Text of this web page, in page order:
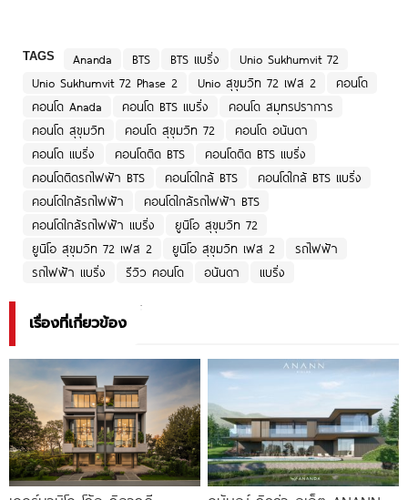
TAGS Ananda BTS BTS แบริ่ง
Unio Sukhumvit 72
Unio Sukhumvit 72 Phase 2
Unio สุขุมวิท 72 เฟส 2
คอนโด
คอนโด Anada
คอนโด BTS แบริ่ง
คอนโด สมุทรปราการ
คอนโด สุขุมวิท
คอนโด สุขุมวิท 72
คอนโด อนันดา
คอนโด แบริ่ง
คอนโดติด BTS
คอนโดติด BTS แบริ่ง
คอนโดติดรถไฟฟ้า BTS
คอนโดใกล้ BTS
คอนโดใกล้ BTS แบริ่ง
คอนโดใกล้รถไฟฟ้า
คอนโดใกล้รถไฟฟ้า BTS
คอนโดใกล้รถไฟฟ้า แบริ่ง
ยูนิโอ สุขุมวิท 72
ยูนิโอ สุขุมวิท 72 เฟส 2
ยูนิโอ สุขุมวิท เฟส 2
รถไฟฟ้า
รถไฟฟ้า แบริ่ง
รีวิว คอนโด อนันดา แบริ่ง
เรื่องที่เกี่ยวข้อง